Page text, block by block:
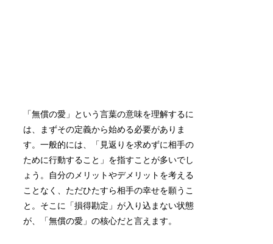
「無償の愛」という言葉の意味を理解するに
は、まずその定義から始める必要がありま
す。一般的には、「見返りを求めずに相手の
ために行動すること」を指すことが多いでし
ょう。自分のメリットやデメリットを考える
ことなく、ただひたすら相手の幸せを願うこ
と。そこに「損得勘定」が入り込まない状態
が、「無償の愛」の核心だと言えます。